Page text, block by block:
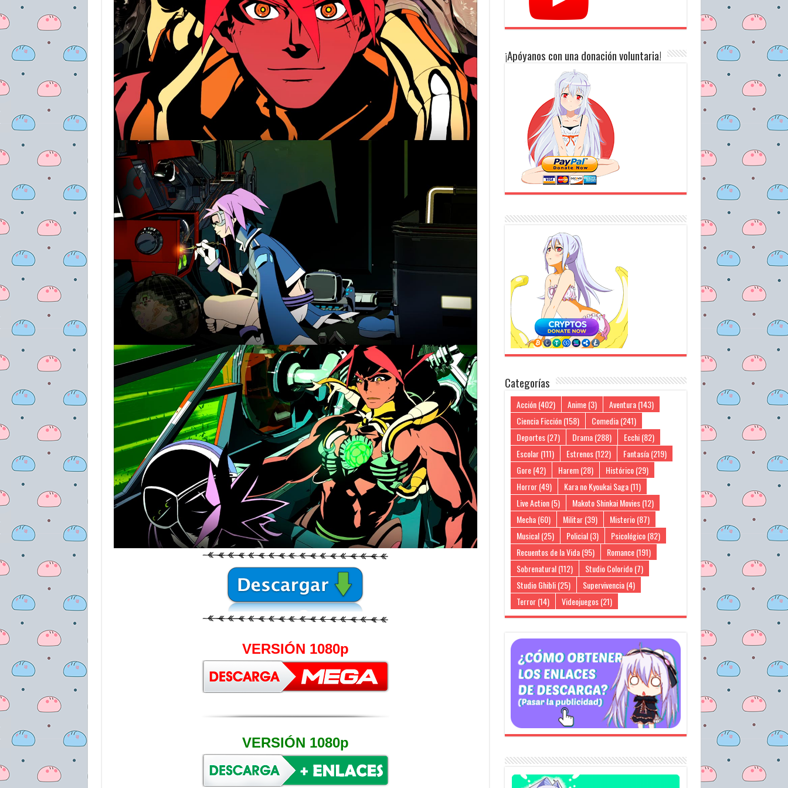
VERSIÓN 1080p
VERSIÓN 1080p
¡Apóyanos con una donación voluntaria!
Categorías
Acción(402) Anime(3) Aventura(143)
Ciencia Ficción(158) Comedia(241)
Deportes(27) Drama(288) Ecchi(82)
Escolar(111) Estrenos(122) Fantasía(219)
Gore(42) Harem(28) Histórico(29)
Horror(49) Kara no Kyoukai Saga(11)
Live Action(5) Makoto Shinkai Movies(12)
Mecha(60) Militar(39) Misterio(87)
Musical(25) Policial(3) Psicológico(82)
Recuentos de la Vida(95) Romance(191)
Sobrenatural(112) Studio Colorido(7)
Studio Ghibli(25) Supervivencia(4)
Terror(14) Videojuegos(21)